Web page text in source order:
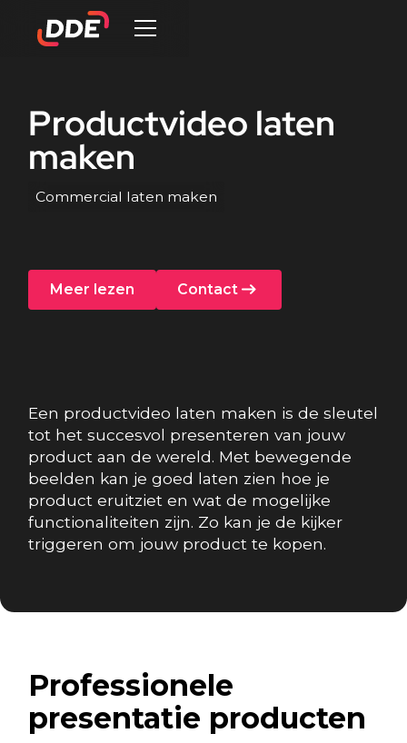
Productvideo laten
maken
Commercial laten maken
Meer lezen Contact
Een productvideo laten maken is de sleutel
tot het succesvol presenteren van jouw
product aan de wereld. Met bewegende
beelden kan je goed laten zien hoe je
product eruitziet en wat de mogelijke
functionaliteiten zijn. Zo kan je de kijker
triggeren om jouw product te kopen.
Professionele
presentatie producten